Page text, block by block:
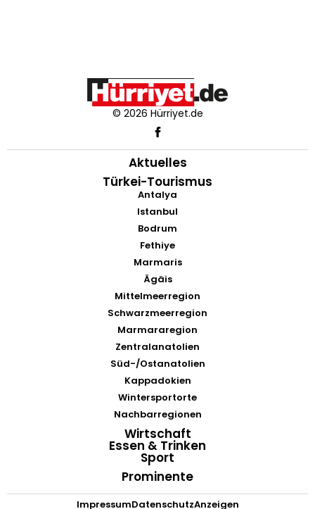
© 2026 Hürriyet.de
Aktuelles
Türkei-Tourismus
Antalya
Istanbul
Bodrum
Fethiye
Marmaris
Ägäis
Mittelmeerregion
Schwarzmeerregion
Marmararegion
Zentralanatolien
Süd-/Ostanatolien
Kappadokien
Wintersportorte
Nachbarregionen
Wirtschaft
Essen & Trinken
Sport
Prominente
ImpressumDatenschutzAnzeigen